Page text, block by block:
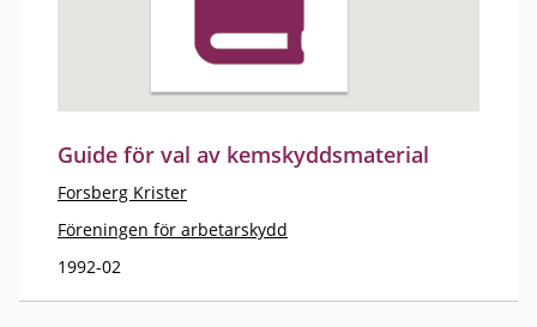
Guide för val av kemskyddsmaterial
Forsberg Krister
Föreningen för arbetarskydd
1992-02